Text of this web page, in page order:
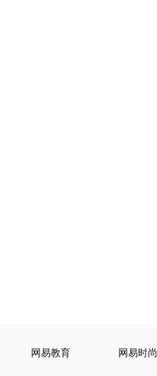
网易教育 网易时尚